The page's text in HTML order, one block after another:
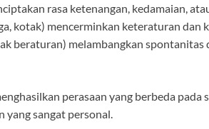
rasa ketenangan, kedamaian,
kotak) mencerminkan keteraturan dan
beraturan) melambangkan spontanitas
perasaan yang berbeda pada
yang sangat personal.